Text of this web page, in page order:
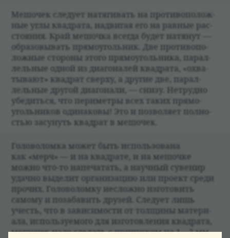
Мешо­чек сле­дует натяги­вать на про­ти­вопо­лож­
ные углы квад­рата, надвигая его на рав­ные рас­
сто­я­ния. Край мешочка все­гда будет натя­нут —
обра­зо­вы­вать прямо­уголь­ник. Две про­ти­вопо­
лож­ные сто­роны этого прямо­уголь­ника, парал­
лель­ные одной из диаго­на­лей квад­рата, «охва­
ты­вают» квад­рат сверху, а другие две, парал­
лель­ные дру­гой диаго­нали, — снизу. Нетрудно
убе­диться, что периметры всех таких прямо­
уголь­ни­ков оди­на­ковы! Это и поз­во­ляет пол­но­
стью засу­нуть квад­рат в мешо­чек.
Голо­во­ломка может быть исполь­зо­вана
как «мерч» — и на квад­рате, и на мешочке
можно что-то напе­ча­тать, а науч­ный суве­нир
удачно выде­лит орга­ни­за­цию или про­ект среди
про­чих. Голо­во­ломку несложно изго­то­вить
самому и поза­ба­вить дру­зей. Сле­дует лишь
учесть, что в зави­симо­сти от толщины мате­ри­
ала, исполь­зу­емого для изго­тов­ле­ния квад­рата,
мешо­чек надо сде­лать с при­пус­ком на 1—2 мм